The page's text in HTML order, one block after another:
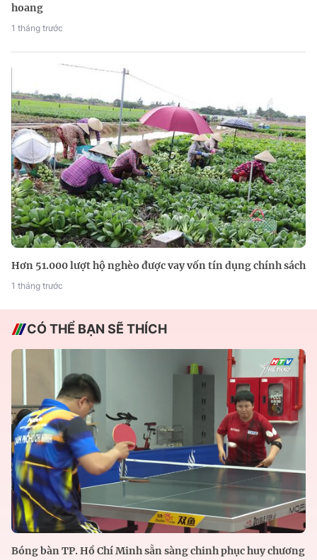
hoang
1 tháng trước
Hơn 51.000 lượt hộ nghèo được vay vốn tín dụng chính sách
1 tháng trước
CÓ THỂ BẠN SẼ THÍCH
Bóng bàn TP. Hồ Chí Minh sẵn sàng chinh phục huy chương